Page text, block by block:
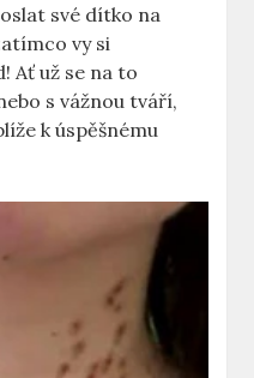
své dítko na
vy si
Ať už se na to
s vážnou tváří,
k úspěšnému